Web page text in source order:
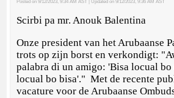
Posted on 9/12/2023, 9:34 AM AST | Updated on 9/12/2023, 9:36 AM AST
Scirbi pa mr. Anouk Balentina
Onze president van het Arubaanse
trots op zijn borst en verkondigt:
palabra di un amigo: 'Bisa locual bo
locual bo bisa'." Met de recente
vacature voor de Arubaanse